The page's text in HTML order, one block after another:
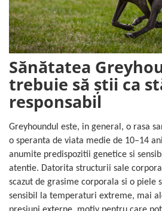
Sănătatea
trebuie să știi ca
responsabil
Greyhoundul este, in general, o rasa
o speranta de viata medie de 10–14
anumite predispozitii genetice si
atentie. Datorita structurii sale
scazut de grasime corporala si o piele
sensibil la temperaturi extreme, mai